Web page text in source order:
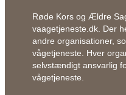
Røde Kors og Ældre
vaagetjeneste.dk. Der
andre organisationer,
vågetjeneste. Hver
selvstændigt ansvarlig
vågetjeneste.